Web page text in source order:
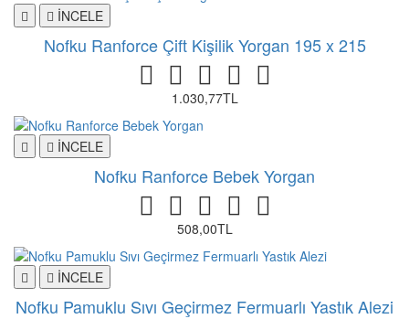
İNCELE
Nofku Ranforce Çift Kişilik Yorgan 195 x 215
1.030,77TL
İNCELE
Nofku Ranforce Bebek Yorgan
508,00TL
İNCELE
Nofku Pamuklu Sıvı Geçirmez Fermuarlı Yastık Alezi